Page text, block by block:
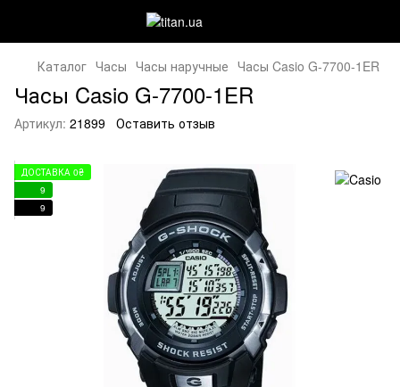
Каталог Часы Часы наручные Часы Casio G-7700-1ER
Часы Casio G-7700-1ER
Артикул: 21899 Оставить отзыв
ДОСТАВКА 0₴
9
9